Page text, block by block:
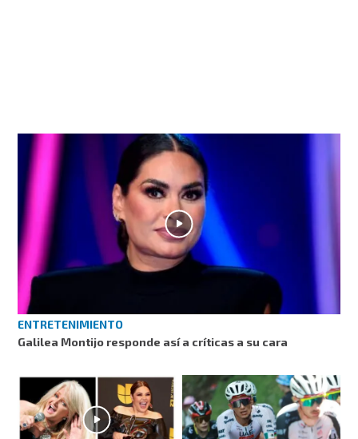
ENTRETENIMIENTO
Galilea Montijo responde así a críticas a su cara